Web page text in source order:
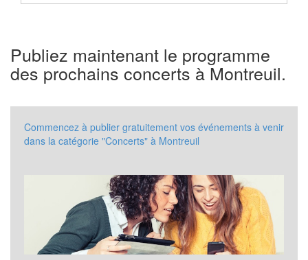
Publiez maintenant le programme
des prochains concerts à Montreuil.
Commencez à publier gratuitement vos événements à venir
dans la catégorie "Concerts" à Montreuil